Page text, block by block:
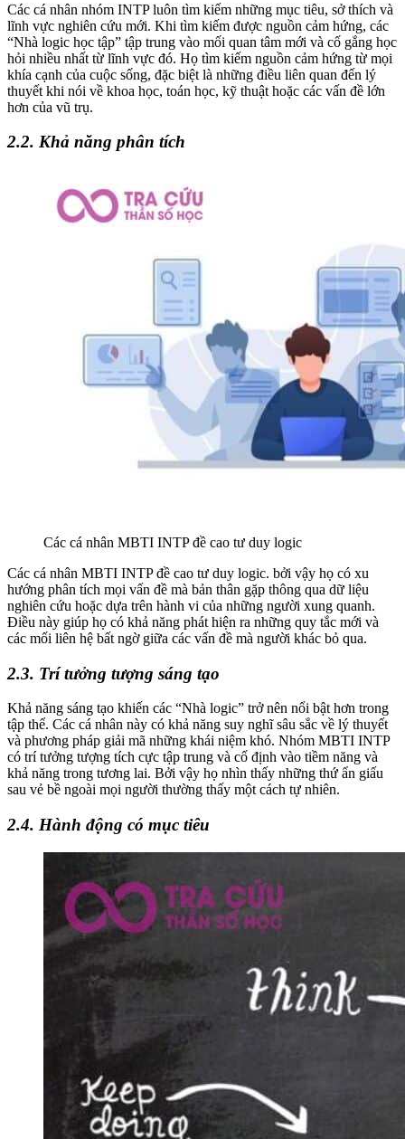
Các cá nhân nhóm INTP luôn tìm kiếm những mục tiêu, sở thích và
lĩnh vực nghiên cứu mới. Khi tìm kiếm được nguồn cảm hứng, các
“Nhà logic học tập” tập trung vào mối quan tâm mới và cố gắng học
hỏi nhiều nhất từ lĩnh vực đó. Họ tìm kiếm nguồn cảm hứng từ mọi
khía cạnh của cuộc sống, đặc biệt là những điều liên quan đến lý
thuyết khi nói về khoa học, toán học, kỹ thuật hoặc các vấn đề lớn
hơn của vũ trụ.
2.2. Khả năng phân tích
Các cá nhân MBTI INTP đề cao tư duy logic
Các cá nhân MBTI INTP đề cao tư duy logic. bởi vậy họ có xu
hướng phân tích mọi vấn đề mà bản thân gặp thông qua dữ liệu
nghiên cứu hoặc dựa trên hành vi của những người xung quanh.
Điều này giúp họ có khả năng phát hiện ra những quy tắc mới và
các mối liên hệ bất ngờ giữa các vấn đề mà người khác bỏ qua.
2.3. Trí tưởng tượng sáng tạo
Khả năng sáng tạo khiến các “Nhà logic” trở nên nổi bật hơn trong
tập thể. Các cá nhân này có khả năng suy nghĩ sâu sắc về lý thuyết
và phương pháp giải mã những khái niệm khó. Nhóm MBTI INTP
có trí tưởng tượng tích cực tập trung và cố định vào tiềm năng và
khả năng trong tương lai. Bởi vậy họ nhìn thấy những thứ ẩn giấu
sau vẻ bề ngoài mọi người thường thấy một cách tự nhiên.
2.4. Hành động có mục tiêu